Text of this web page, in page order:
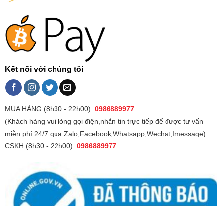
Kết nối với chúng tôi
MUA HÀNG (8h30 - 22h00): 0986889977
(Khách hàng vui lòng gọi điện,nhắn tin trực tiếp để được tư vấn
miễn phí 24/7 qua Zalo,Facebook,Whatsapp,Wechat,Imessage)
CSKH (8h30 - 22h00): 0986889977